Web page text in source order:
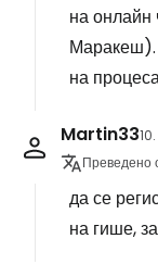
на онлайн
Маракеш).
на
Martin33
Преведено
да се
на гише,